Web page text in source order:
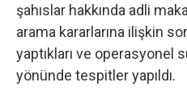
şahıslar hakkında adli
arama kararlarına ilişkin
yaptıkları ve
yönünde tespitler yapıldı.